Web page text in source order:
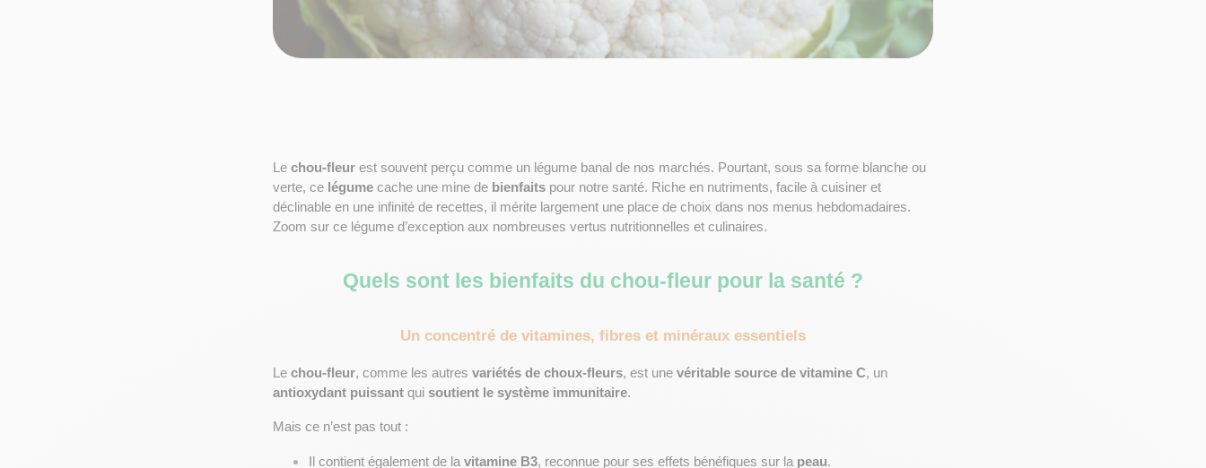
Le chou-fleur est souvent perçu comme un légume banal de nos marchés. Pourtant, sous sa forme blanche ou
verte, ce légume cache une mine de bienfaits pour notre santé. Riche en nutriments, facile à cuisiner et
déclinable en une infinité de recettes, il mérite largement une place de choix dans nos menus hebdomadaires.
Zoom sur ce légume d’exception aux nombreuses vertus nutritionnelles et culinaires.
Quels sont les bienfaits du chou-fleur pour la santé ?
Un concentré de vitamines, fibres et minéraux essentiels
Le chou-fleur, comme les autres variétés de choux-fleurs, est une véritable source de vitamine C
antioxydant puissant qui soutient le système immunitaire.
Mais ce n’est pas tout :
Il contient également de la vitamine B3, reconnue pour ses effets bénéfiques sur la peau.